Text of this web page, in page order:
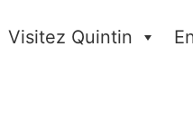
Visitez Quintin